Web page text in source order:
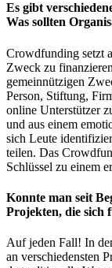
Es gibt
Was sollten
Crowdfunding setzt
Zweck zu
gemeinnützigen
Person, Stiftung,
online Unterstützer
und aus einem
sich Leute
teilen. Das
Schlüssel zu einem
Konnte man seit
Projekten, die sich
Auf jeden Fall! In
an verschiedensten